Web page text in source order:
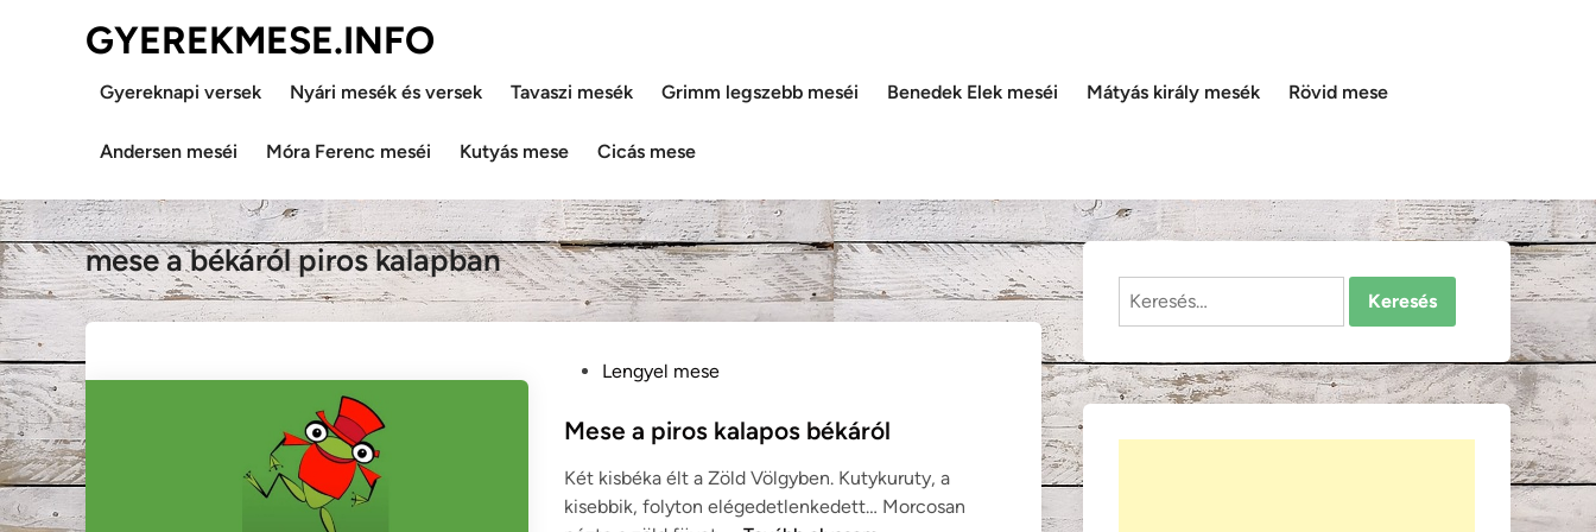
GYEREKMESE.INFO
Gyereknapi versek Nyári mesék és versek Tavaszi mesék Grimm legszebb meséi Benedek Elek meséi Mátyás király mesék Rövid mese
Andersen meséi Móra Ferenc meséi Kutyás mese Cicás mese
mese a békáról piros kalapban
s
e
d
Lengyel mese
Mese a piros kalapos békáról
Két kisbéka élt a Zöld Völgyben. Kutykuruty, a
kisebbik, folyton elégedetlenkedett… Morcosan
Keresés: